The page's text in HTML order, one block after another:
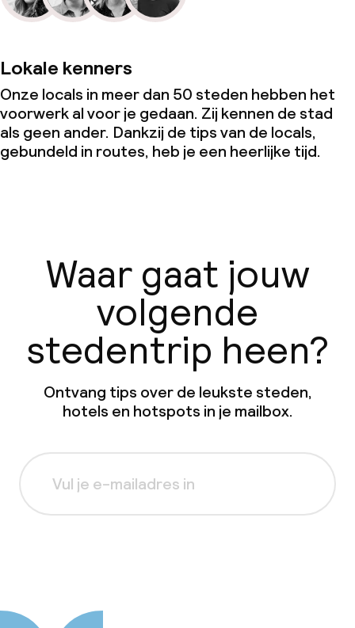
Lokale kenners
Onze locals in meer dan 50 steden hebben het
voorwerk al voor je gedaan. Zij kennen de stad
als geen ander. Dankzij de tips van de locals,
gebundeld in routes, heb je een heerlijke tijd.
Waar gaat jouw
volgende
stedentrip heen?
Ontvang tips over de leukste steden,
hotels en hotspots in je mailbox.